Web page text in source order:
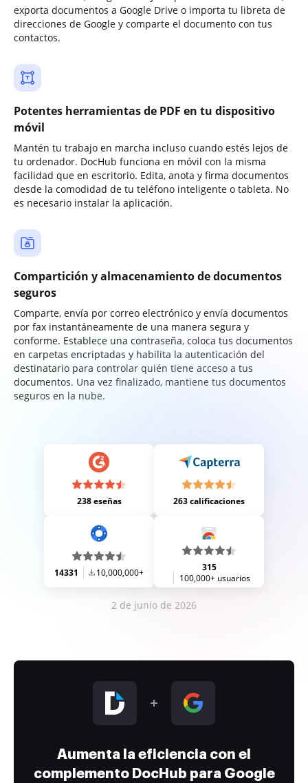
exporta documentos a Google Drive o importa tu libreta de
direcciones de Google y comparte el documento con tus
contactos.
Potentes herramientas de PDF en tu dispositivo
móvil
Mantén tu trabajo en marcha incluso cuando estés lejos de
tu ordenador. DocHub funciona en móvil con la misma
facilidad que en escritorio. Edita, anota y firma documentos
desde la comodidad de tu teléfono inteligente o tableta. No
es necesario instalar la aplicación.
Compartición y almacenamiento de documentos
seguros
Comparte, envía por correo electrónico y envía documentos
por fax instantáneamente de una manera segura y
conforme. Establece una contraseña, coloca tus documentos
en carpetas encriptadas y habilita la autenticación del
destinatario para controlar quién tiene acceso a tus
documentos. Una vez finalizado, mantiene tus documentos
seguros en la nube.
238 eseñas 263 calificaciones
14331 10,000,000+
315
100,000+ usuarios
2 de junio de 2026
Aumenta la eficiencia con el
complemento DocHub para Google